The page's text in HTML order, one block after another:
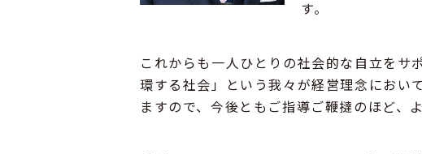
す。
これからも一人ひとりの社会的な自立をサ
環する社会」という我々が経営理念におい
ますので、今後ともご指導ご鞭撻のほど、